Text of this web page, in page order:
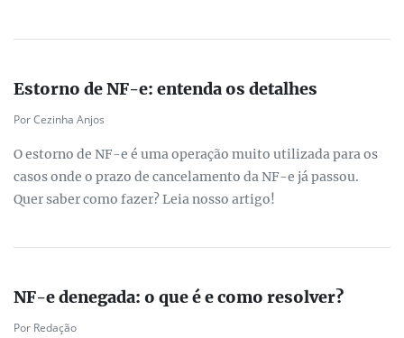
Estorno de NF-e: entenda os detalhes
Por Cezinha Anjos
O estorno de NF-e é uma operação muito utilizada para os
casos onde o prazo de cancelamento da NF-e já passou.
Quer saber como fazer? Leia nosso artigo!
NF-e denegada: o que é e como resolver?
Por Redação